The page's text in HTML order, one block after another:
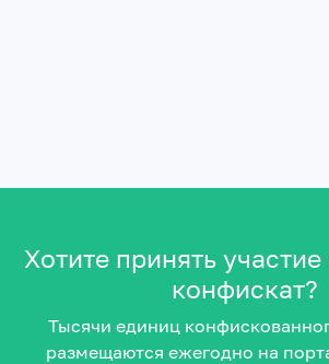
Хотите принять участие
конфискат?
Тысячи единиц
размещаются ежегодно на